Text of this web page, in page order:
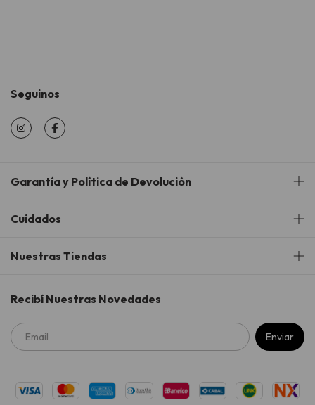
Seguinos
Garantía y Política de Devolución
Cuidados
Nuestras Tiendas
Recibí Nuestras Novedades